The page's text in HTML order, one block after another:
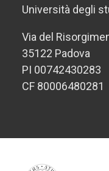
Università degli
Via del
35122 Padova
PI 00742430283
CF 80006480281